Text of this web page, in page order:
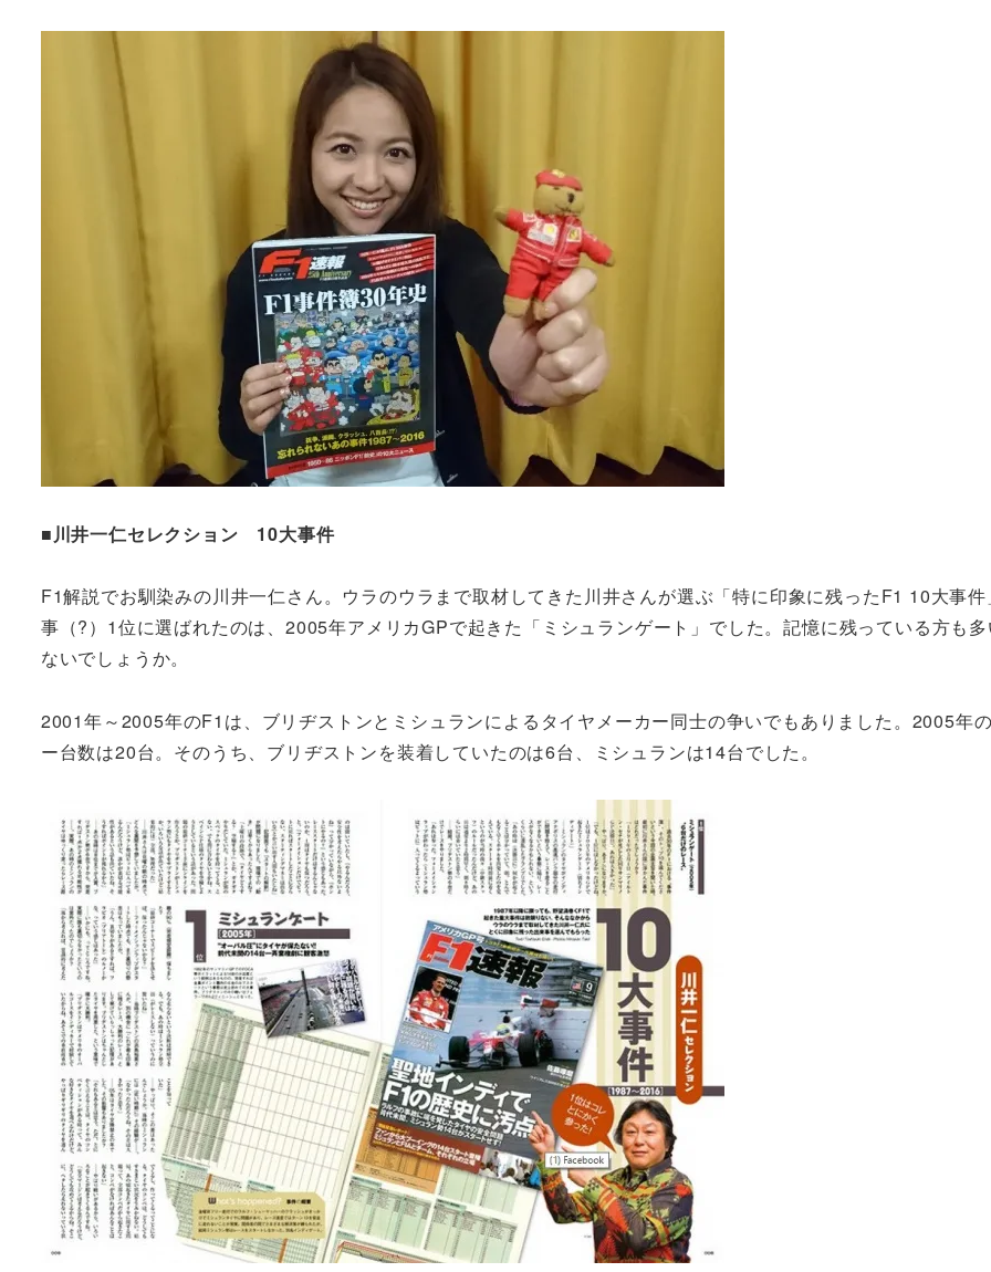
■川井一仁セレクション 10大事件
F1解説でお馴染みの川井一仁さん。ウラのウラまで取材してきた川井さんが選ぶ「特に印象に残ったF1 10大事
事（?）1位に選ばれたのは、2005年アメリカGPで起きた「ミシュランゲート」でした。記憶に残っている方も
ないでしょうか。
2001年～2005年のF1は、ブリヂストンとミシュランによるタイヤメーカー同士の争いでもありました。2005年
ー台数は20台。そのうち、ブリヂストンを装着していたのは6台、ミシュランは14台でした。